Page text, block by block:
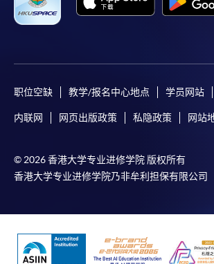
职位空缺 教学/报名中心地点 学员网站
内联网 网页出版政策 私隐政策 网站
© 2026 香港大学专业进修学院 版权所有
香港大学专业进修学院乃非牟利担保有限公司